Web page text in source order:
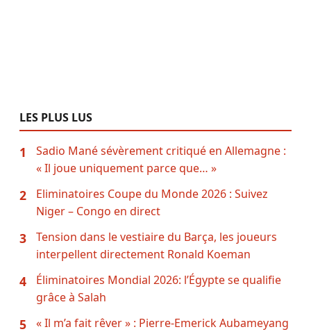
LES PLUS LUS
1
Sadio Mané sévèrement critiqué en Allemagne :
« Il joue uniquement parce que… »
2
Eliminatoires Coupe du Monde 2026 : Suivez
Niger – Congo en direct
3
Tension dans le vestiaire du Barça, les joueurs
interpellent directement Ronald Koeman
4
Éliminatoires Mondial 2026: l’Égypte se qualifie
grâce à Salah
5
« Il m’a fait rêver » : Pierre-Emerick Aubameyang